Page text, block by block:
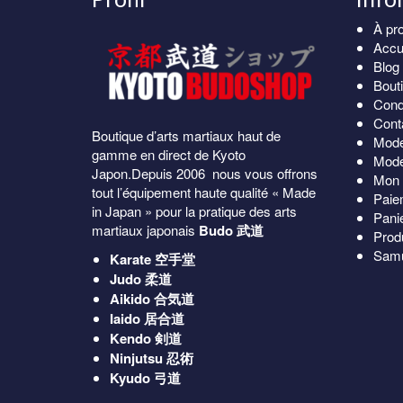
Boutique d’arts martiaux haut de
gamme en direct de Kyoto
Japon.Depuis 2006 nous vous offrons
tout l’équipement haute qualité « Made
in Japan » pour la pratique des arts
martiaux japonais Budo 武道
Karate 空手堂
Judo柔道
Aikido合気道
Iaido 居合道
Kendo剣道
Ninjutsu忍術
Kyudo 弓道
À
Blog